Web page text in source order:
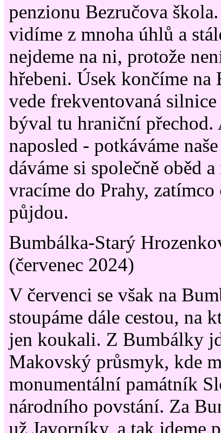
penzionu Bezručova
vidíme z mnoha úhlů a
nejdeme na ni, protože
hřebeni. Úsek končíme na
vede frekventovaná
býval tu hraniční přechod.
naposled - potkáváme
dáváme si společně oběd
vracíme do Prahy,
půjdou.
Bumbálka-Starý
(červenec 2024)
V červenci se však na
stoupáme dále cestou, na
jen koukali. Z Bumbálky
Makovský průsmyk, kde
monumentální památník
národního povstání. Za
už Javorníky, a tak jdeme